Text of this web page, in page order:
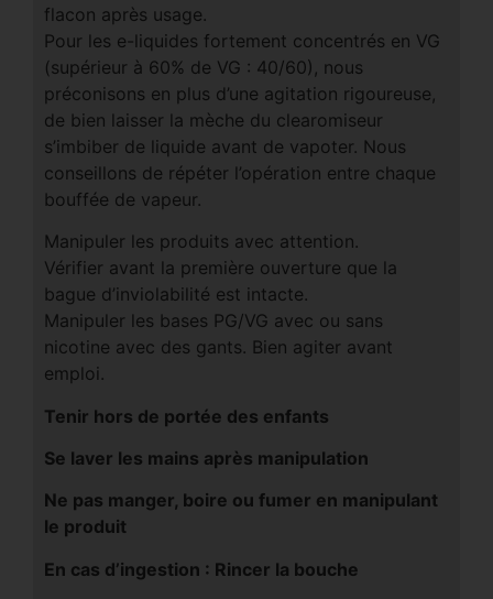
flacon après usage.
Pour les e-liquides fortement concentrés en VG
(supérieur à 60% de VG : 40/60), nous
préconisons en plus d’une agitation rigoureuse,
de bien laisser la mèche du clearomiseur
s’imbiber de liquide avant de vapoter. Nous
conseillons de répéter l’opération entre chaque
bouffée de vapeur.
Manipuler les produits avec attention.
Vérifier avant la première ouverture que la
bague d’inviolabilité est intacte.
Manipuler les bases PG/VG avec ou sans
nicotine avec des gants. Bien agiter avant
emploi.
Tenir hors de portée des enfants
Se laver les mains après manipulation
Ne pas manger, boire ou fumer en manipulant
le produit
En cas d’ingestion : Rincer la bouche